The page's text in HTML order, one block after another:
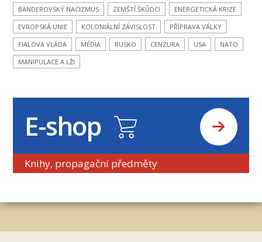
BANDEROVSKÝ NACIZMUS
ZEMŠTÍ ŠKŮDCI
ENERGETICKÁ KRIZE
EVROPSKÁ UNIE
KOLONIÁLNÍ ZÁVISLOST
PŘÍPRAVA VÁLKY
FIALOVA VLÁDA
MÉDIA RUSKO CENZURA USA
NATO
MANIPULACE A LŽI
E-shop
Knihy, propagační předměty